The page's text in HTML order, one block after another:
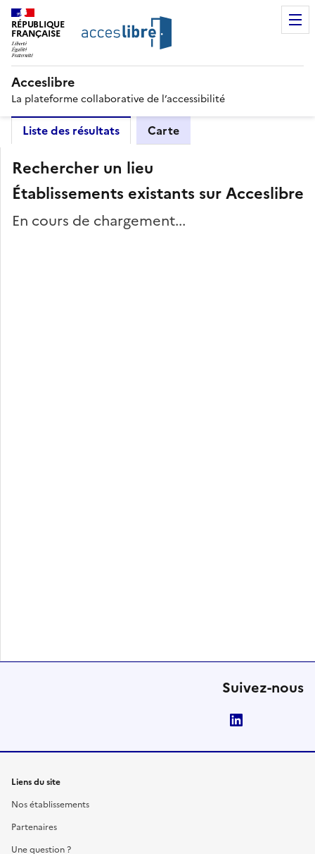
RÉPUBLIQUE
FRANÇAISE
Acceslibre
La plateforme collaborative de l’accessibilité
Liste des résultats Carte
Rechercher un lieu
Établissements existants sur Acceslibre
En cours de chargement...
Suivez-nous
Liens du site
Nos établissements
Partenaires
Une question ?